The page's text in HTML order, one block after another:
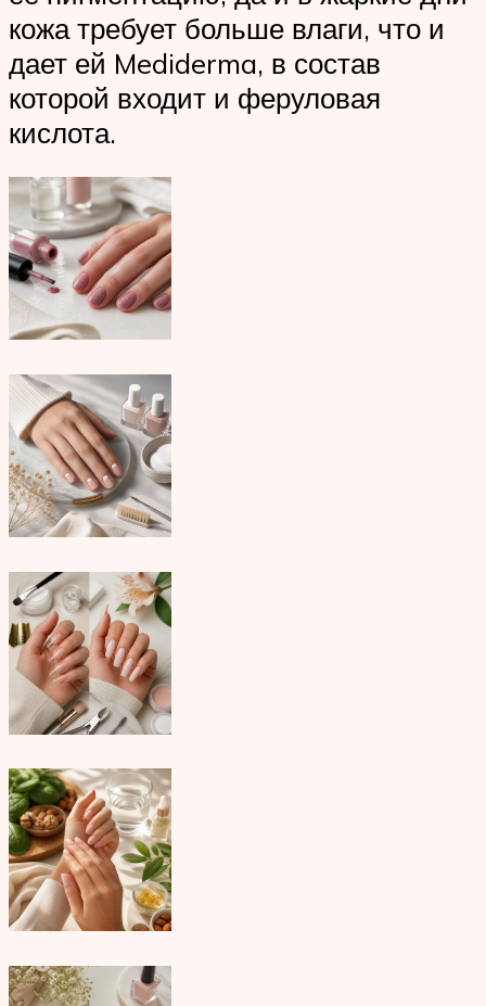
кожа требует больше влаги, что и
дает ей Mediderma, в состав
которой входит и феруловая
кислота.